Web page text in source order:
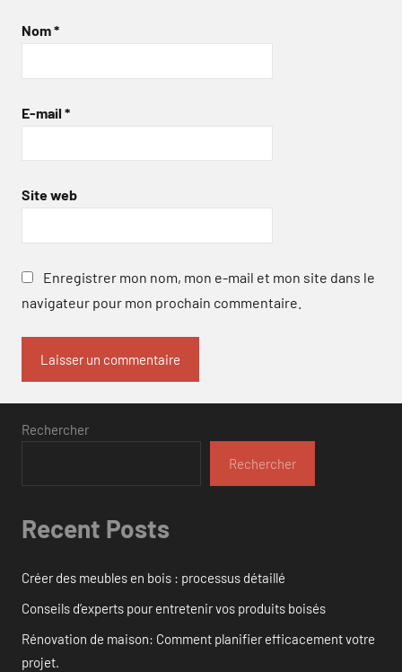
Nom*
E-mail *
Site web
Enregistrer mon nom, mon e-mail et mon site dans le
navigateur pour mon prochain commentaire.
Rechercher
Rechercher
Recent Posts
Créer des meubles en bois : processus détaillé
Conseils d’experts pour entretenir vos produits boisés
Rénovation de maison: Comment planifier efficacement votre
projet.